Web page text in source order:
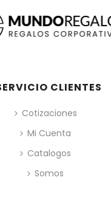
CLIENTES
Cotizaciones
Mi Cuenta
Catalogos
Somos